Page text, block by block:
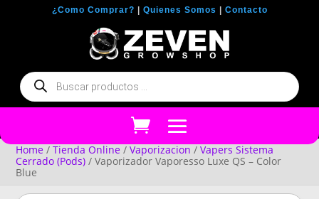
¿Como Comprar? Quienes Somos Contacto
Búsqueda
de
productos
Home /Tienda Online /Vaporizacion /Vapers Sistema
Cerrado (Pods) / Vaporizador Vaporesso Luxe QS – Color
Blue